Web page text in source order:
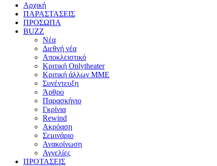
Αρχική
ΠΑΡΑΣΤΑΣΕΙΣ
ΠΡΟΣΩΠΑ
BUZZ
Νέα
Διεθνή νέα
Αποκλειστικό
Κριτική Onlytheater
Κριτική άλλων ΜΜΕ
Συνέντευξη
Άρθρο
Παρασκήνιο
Γκρίνια
Rewind
Ακρόαση
Σεμινάριο
Ανακοίνωση
Αγγελίες
ΠΡΟΤΑΣΕΙΣ